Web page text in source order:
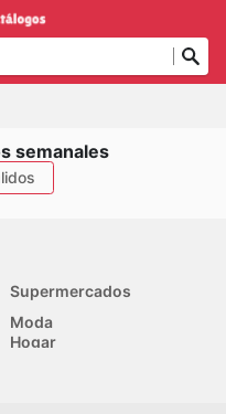
semanales
Supermercados
Moda
Hogar